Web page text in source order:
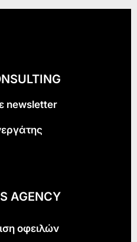
newsletter
AGENCY
οφειλών